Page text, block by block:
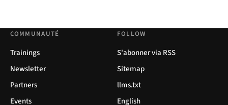
COMMUNAUTÉ
Trainings
Newsletter
Partners
Events
FOLLOW
S'abonner via RSS
Sitemap
llms.txt
English